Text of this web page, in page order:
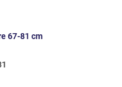
67-81 cm